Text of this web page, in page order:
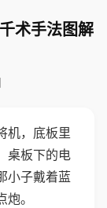
术手法图解
机，底板里
桌板下的电
小子戴着蓝
。